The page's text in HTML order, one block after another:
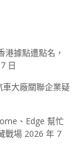
據點遭點名，
日
大廠關聯企業疑
、Edge 幫忙
戰場 2026 年 7